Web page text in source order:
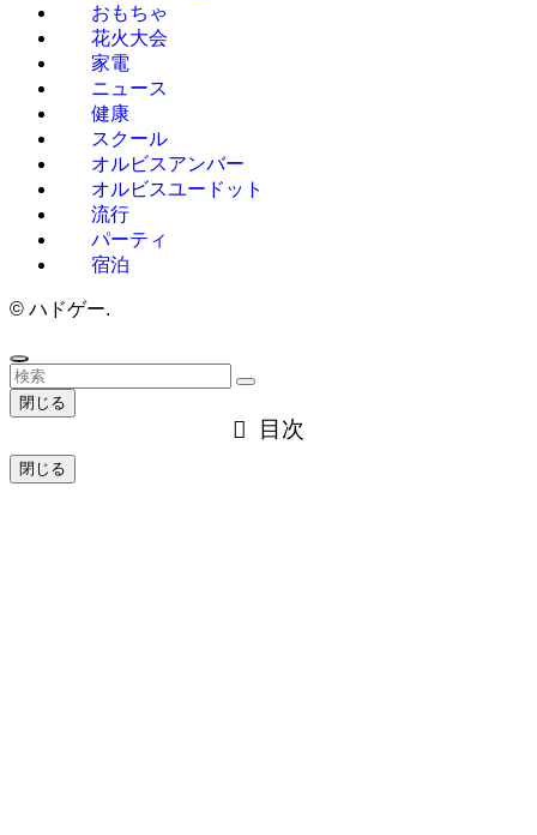
おもちゃ
花火大会
家電
ニュース
健康
スクール
オルビスアンバー
オルビスユードット
流行
パーティ
宿泊
© ハドゲー.
閉じる
目次
閉じる